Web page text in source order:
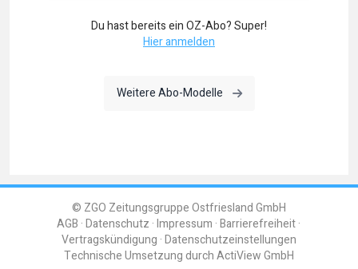
Du hast bereits ein OZ-Abo? Super!
Hier anmelden
Weitere Abo-Modelle
© ZGO Zeitungsgruppe Ostfriesland GmbH
AGB Datenschutz Impressum Barrierefreiheit
Vertragskündigung Datenschutzeinstellungen
Technische Umsetzung durchActiView GmbH